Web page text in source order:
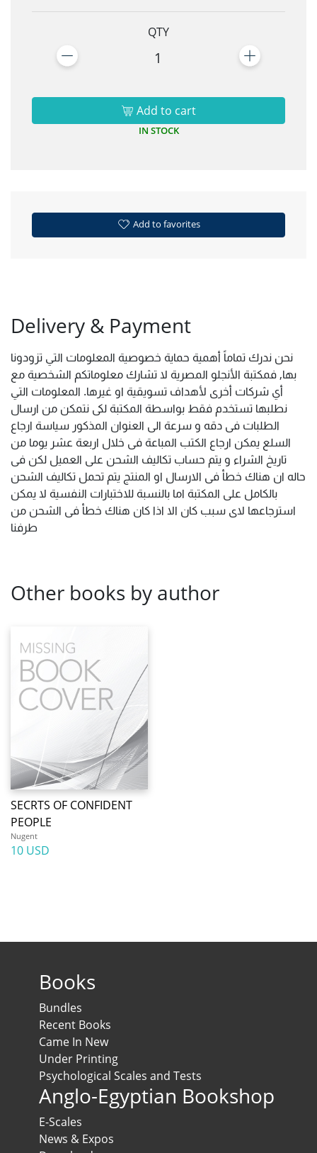
QTY
1
Add to cart
IN STOCK
Add to favorites
Delivery & Payment
نحن ندرك تماماً أهمية حماية خصوصية المعلومات التي تزودونا
بها, فمكتبة الأنجلو المصرية لا تشارك معلوماتكم الشخصية مع
أي شركات أخرى لأهداف تسويقية او غيرها. المعلومات التي
نطلبها تستخدم فقط بواسطة المكتبة لكى نتمكن من ارسال
الطلبات فى دقه و سرعة الى العنوان المذكور سياسة ارجاع
السلع يمكن ارجاع الكتب المباعة فى خلال اربعة عشر يوما من
تاريخ الشراء و يتم حساب تكاليف الشحن على العميل لكن فى
حاله ان هناك خطأ فى الارسال او المنتج يتم تحمل تكاليف الشحن
بالكامل على المكتبة اما بالنسبة للاختبارات النفسية لا يمكن
استرجاعها لاى سبب كان الا اذا كان هناك خطأ فى الشحن من
طرفنا
Other books by author
SECRTS OF CONFIDENT
PEOPLE
Nugent
10 USD
Books
Bundles
Recent Books
Came In New
Under Printing
Psychological Scales and Tests
Anglo-Egyptian Bookshop
E-Scales
News & Expos